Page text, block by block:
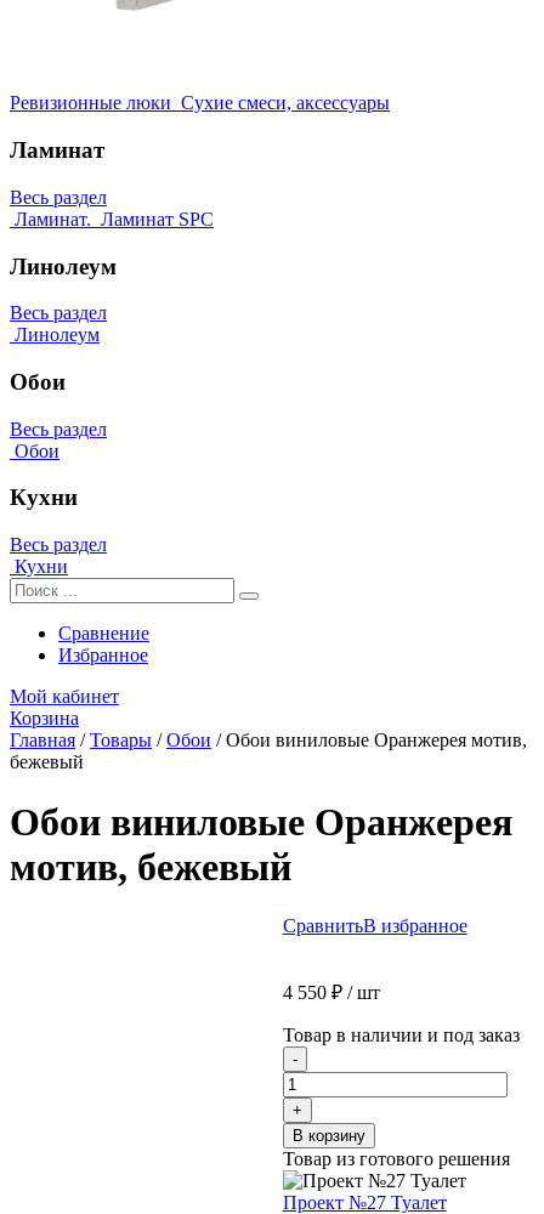
Ревизионные люки Сухие смеси, аксессуары
Ламинат
Весь раздел
Ламинат. Ламинат SPC
Линолеум
Весь раздел
Линолеум
Обои
Весь раздел
Обои
Кухни
Весь раздел
Кухни
Сравнение
Избранное
Мой кабинет
Корзина
Главная /Товары /Обои /Обои виниловые Оранжерея мотив,
бежевый
Обои виниловые Оранжерея
мотив, бежевый
СравнитьВ избранное
4 550 ₽/ шт
Товар в наличии и под заказ
- Количество
товара
Обои
виниловые
Оранжерея
мотив,
бежевый
+
В корзину
Товар из готового решения
Проект №27 Туалет